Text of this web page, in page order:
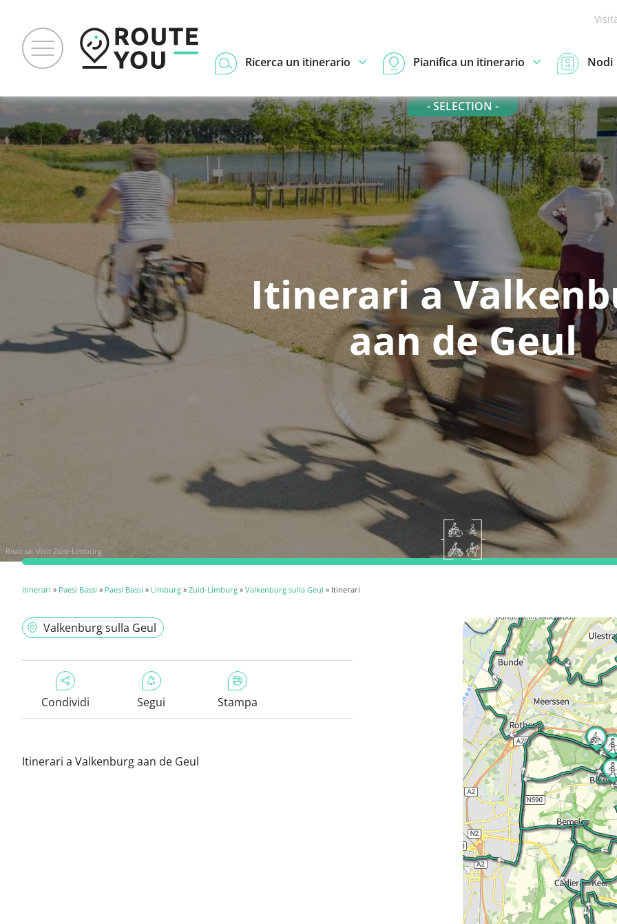
Ricerca un itinerario Pianifica un itinerario Nodi
- SELECTION -
Itinerari a
aan de Geul
Risorsa: Visit Zuid-Limburg
Itinerari » Paesi Bassi » Paesi Bassi » Limburg » Zuid-Limburg » Valkenburg sulla Geul » Itinerari
Valkenburg sulla Geul
Condividi Segui Stampa
Itinerari a Valkenburg aan de Geul